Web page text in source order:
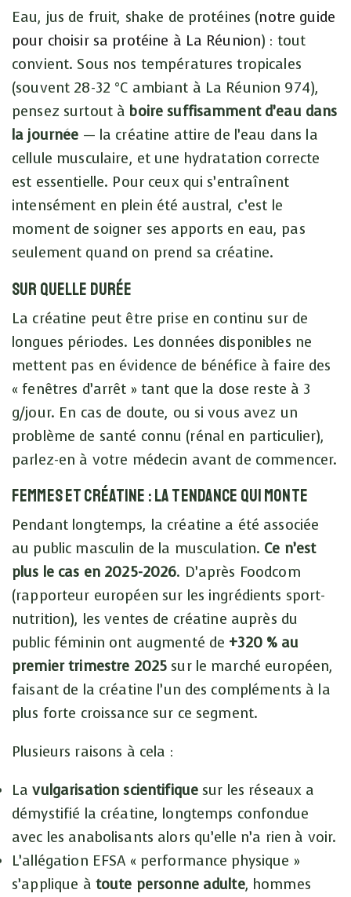
Eau, jus de fruit, shake de protéines (notre guide
pour choisir sa protéine à La Réunion) : tout
convient. Sous nos températures tropicales
(souvent 28-32 °C ambiant à La Réunion 974),
pensez surtout à boire suffisamment d’eau dans
la journée — la créatine attire de l’eau dans la
cellule musculaire, et une hydratation correcte
est essentielle. Pour ceux qui s’entraînent
intensément en plein été austral, c’est le
moment de soigner ses apports en eau, pas
seulement quand on prend sa créatine.
Sur quelle durée
La créatine peut être prise en continu sur de
longues périodes. Les données disponibles ne
mettent pas en évidence de bénéfice à faire des
« fenêtres d’arrêt » tant que la dose reste à 3
g/jour. En cas de doute, ou si vous avez un
problème de santé connu (rénal en particulier),
parlez-en à votre médecin avant de commencer.
Femmes et créatine : la tendance qui monte
Pendant longtemps, la créatine a été associée
au public masculin de la musculation. Ce n’est
plus le cas en 2025-2026. D’après Foodcom
(rapporteur européen sur les ingrédients sport-
nutrition), les ventes de créatine auprès du
public féminin ont augmenté de +320 % au
premier trimestre 2025 sur le marché européen,
faisant de la créatine l’un des compléments à la
plus forte croissance sur ce segment.
Plusieurs raisons à cela :
Lavulgarisation scientifique sur les réseaux a
démystifié la créatine, longtemps confondue
avec les anabolisants alors qu’elle n’a rien à voir.
L’allégation EFSA « performance physique »
s’applique à toute personne adulte, hommes